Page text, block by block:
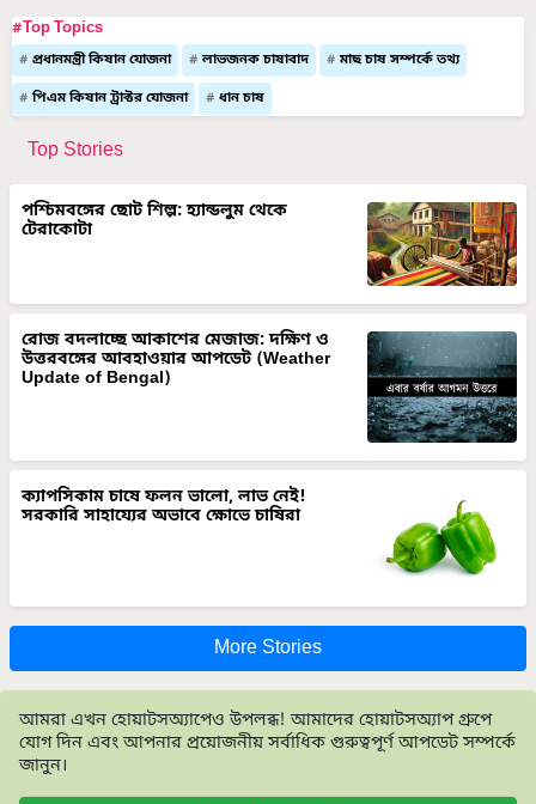
#Top Topics
প্রধানমন্ত্রী কিষান যোজনা লাভজনক চাষাবাদ মাছ চাষ সম্পর্কে তথ্য
পিএম কিষান ট্রাক্টর যোজনা ধান চাষ
Top Stories
পশ্চিমবঙ্গের ছোট শিল্প: হ্যান্ডলুম থেকে
টেরাকোটা
রোজ বদলাচ্ছে আকাশের মেজাজ: দক্ষিণ ও
উত্তরবঙ্গের আবহাওয়ার আপডেট (Weather
Update of Bengal)
ক্যাপসিকাম চাষে ফলন ভালো, লাভ নেই!
সরকারি সাহায্যের অভাবে ক্ষোভে চাষিরা
More Stories
আমরা এখন হোয়াটসঅ্যাপেও উপলব্ধ! আমাদের হোয়াটসঅ্যাপ গ্রুপে
যোগ দিন এবং আপনার প্রয়োজনীয় সর্বাধিক গুরুত্বপূর্ণ আপডেট সম্পর্কে
জানুন।